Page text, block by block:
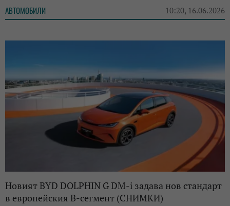
АВТОМОБИЛИ 10:20, 16.06.2026
Новият BYD DOLPHIN G DM-i задава нов стандарт
в европейския B-сегмент (СНИМКИ)